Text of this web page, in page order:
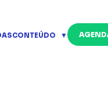
CONTEÚDO